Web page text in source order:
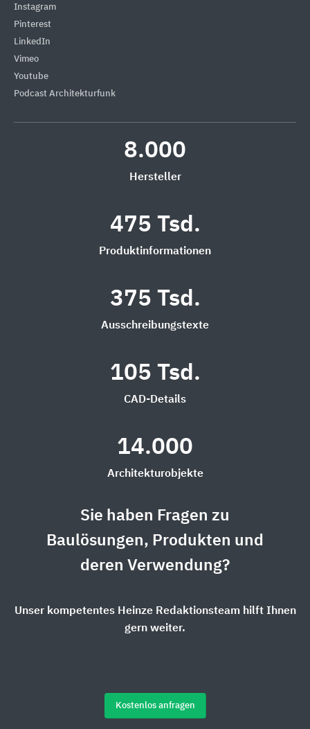
Instagram
Pinterest
LinkedIn
Vimeo
Youtube
Podcast Architekturfunk
8.000
Hersteller
475 Tsd.
Produktinformationen
375 Tsd.
Ausschreibungstexte
105 Tsd.
CAD-Details
14.000
Architekturobjekte
Sie haben Fragen zu
Baulösungen, Produkten und
deren Verwendung?
Unser kompetentes Heinze Redaktionsteam hilft Ihnen
gern weiter.
Kostenlos anfragen